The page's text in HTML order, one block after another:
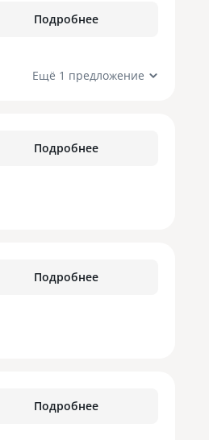
Подробнее
Ещё 1 предложение
Подробнее
Подробнее
Подробнее